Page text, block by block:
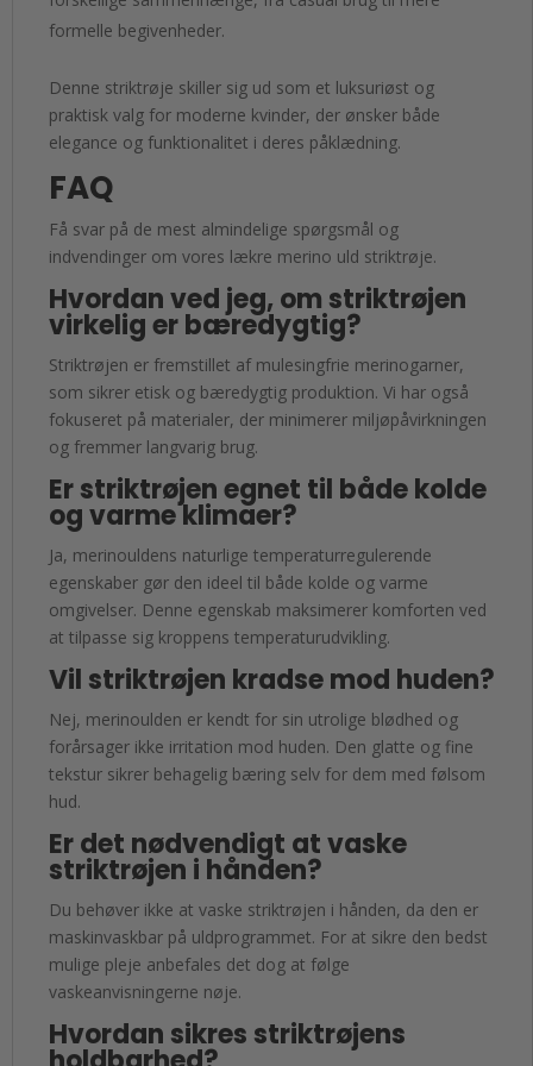
formelle begivenheder.
Denne striktrøje skiller sig ud som et luksuriøst og
praktisk valg for moderne kvinder, der ønsker både
elegance og funktionalitet i deres påklædning.
FAQ
Få svar på de mest almindelige spørgsmål og
indvendinger om vores lækre merino uld striktrøje.
Hvordan ved jeg, om striktrøjen
virkelig er bæredygtig?
Striktrøjen er fremstillet af mulesingfrie merinogarner,
som sikrer etisk og bæredygtig produktion. Vi har også
fokuseret på materialer, der minimerer miljøpåvirkningen
og fremmer langvarig brug.
Er striktrøjen egnet til både kolde
og varme klimaer?
Ja, merinouldens naturlige temperaturregulerende
egenskaber gør den ideel til både kolde og varme
omgivelser. Denne egenskab maksimerer komforten ved
at tilpasse sig kroppens temperaturudvikling.
Vil striktrøjen kradse mod huden?
Nej, merinoulden er kendt for sin utrolige blødhed og
forårsager ikke irritation mod huden. Den glatte og fine
tekstur sikrer behagelig bæring selv for dem med følsom
hud.
Er det nødvendigt at vaske
striktrøjen i hånden?
Du behøver ikke at vaske striktrøjen i hånden, da den er
maskinvaskbar på uldprogrammet. For at sikre den bedst
mulige pleje anbefales det dog at følge
vaskeanvisningerne nøje.
Hvordan sikres striktrøjens